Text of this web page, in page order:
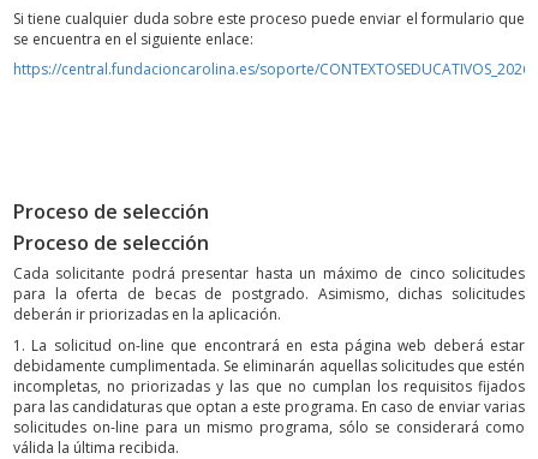
Si tiene cualquier duda sobre este proceso puede enviar el formulario que
se encuentra en el siguiente enlace:
https://central.fundacioncarolina.es/soporte/CONTEXTOSEDUCATIVOS_2026
Proceso de selección
Proceso de selección
Cada solicitante podrá presentar hasta un máximo de cinco solicitudes
para la oferta de becas de postgrado. Asimismo, dichas solicitudes
deberán ir priorizadas en la aplicación.
1. La solicitud on-line que encontrará en esta página web deberá estar
debidamente cumplimentada. Se eliminarán aquellas solicitudes que estén
incompletas, no priorizadas y las que no cumplan los requisitos fijados
para las candidaturas que optan a este programa. En caso de enviar varias
solicitudes on-line para un mismo programa, sólo se considerará como
válida la última recibida.